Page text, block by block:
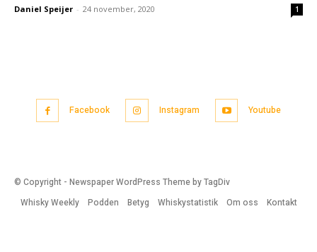
Daniel Speijer - 24 november, 2020 1
Facebook Instagram Youtube
© Copyright - Newspaper WordPress Theme by TagDiv
Whisky Weekly
Podden Betyg Whiskystatistik Om oss Kontakt